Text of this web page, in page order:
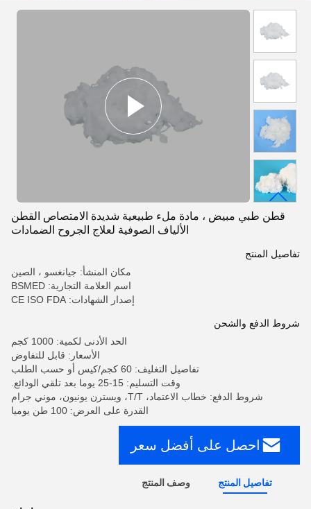
قطن طبي مبيض ، مادة ملء طبيعية شديدة الامتصاص القطن
الألياف الصوفية لعلاج الجروح الضمادات
تفاصيل المنتج
مكان المنشأ: جيانغسو ، الصين
اسم العلامة التجارية: BSMED
إصدار الشهادات: CE ISO FDA
شروط الدفع والشحن
الحد الأدنى لكمية: 1000 كجم
الأسعار: قابل للتفاوض
تفاصيل التغليف: 60 كجم/كيس أو حسب الطلب
وقت التسليم: 15-25 يوما بعد تلقي الودائع.
شروط الدفع: خطاب الاعتماد، T/T، ويسترن يونيون، موني جرام
القدرة على العرض: 100 طن يوميا
احصل على أفضل سعر
تفاصيل المنتج وصف المنتج